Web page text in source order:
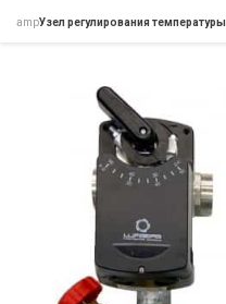
ampУзел регулирования температуры